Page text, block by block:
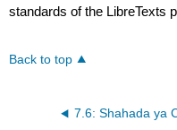
standards of the LibreTexts
Back to top